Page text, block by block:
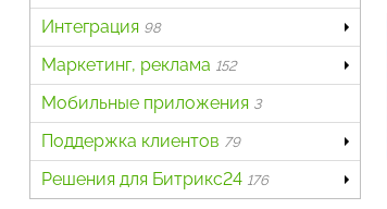
Интеграция 98
Маркетинг, реклама 152
Мобильные приложения 3
Поддержка клиентов 79
Решения для Битрикс24 176